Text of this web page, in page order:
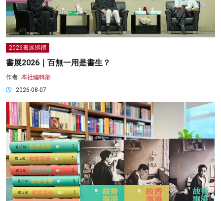
2026書展巡禮
書展2026｜百無一用是書生？
作者: 本社編輯部
2026-08-07